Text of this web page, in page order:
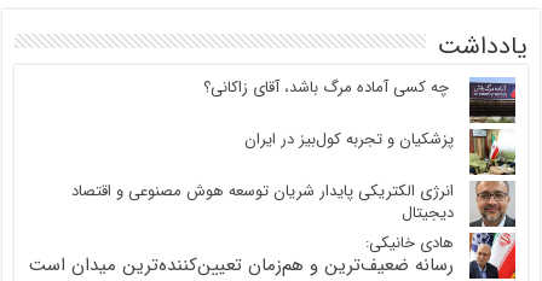
یادداشت
‍ چه کسی آماده مرگ باشد، آقای زاکانی؟
پزشکیان و تجربه کول‌بیز در ایران
انرژی الکتریکی پایدار شریان توسعه هوش مصنوعی و اقتصاد
دیجیتال
هادی خانیکی:
رسانه ضعیف‌ترین و هم‌زمان تعیین‌کننده‌ترین میدان است